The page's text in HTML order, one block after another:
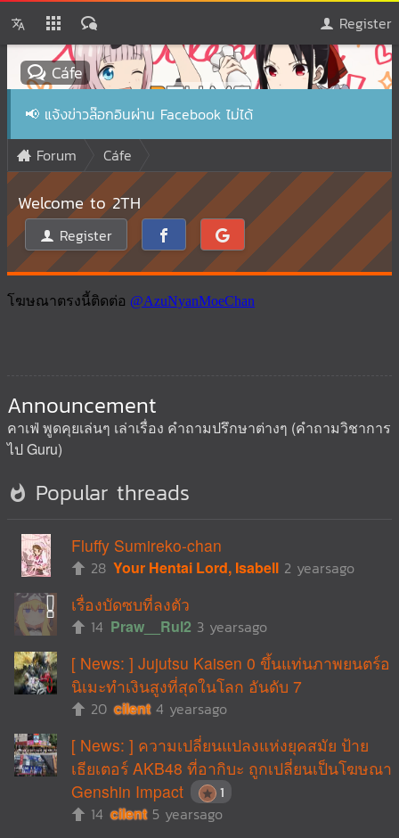
Register
Cáfe
📢 แจ้งข่าวล๊อกอินผ่าน Facebook ไม่ได้
Forum
Cáfe
Welcome to 2TH
Register
Announcement
คาเฟ่ พูดคุยเล่นๆ เล่าเรื่อง คำถามปรึกษาต่างๆ (คำถามวิชาการ
ไป Guru)
Popular threads
Fluffy Sumireko-chan
28 Your Hentai Lord, Isabell 2 yearsago
เรื่องบัดซบที่ลงตัว
14 Praw__Rul2 3 yearsago
[ News: ] Jujutsu Kaisen 0 ขึ้นแท่นภาพยนตร์อ
นิเมะทำเงินสูงที่สุดในโลก อันดับ 7
20 cilent 4 yearsago
[ News: ] ความเปลี่ยนแปลงแห่งยุคสมัย ป้าย
เธียเตอร์ AKB48 ที่อากิบะ ถูกเปลี่ยนเป็นโฆษณา
Genshin Impact
1
14 cilent 5 yearsago